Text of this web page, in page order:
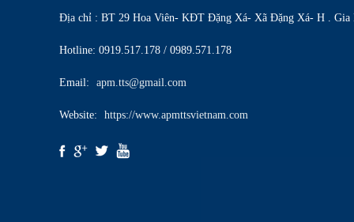
Địa chỉ : BT 29 Hoa Viên- KĐT Đặng Xá- Xã Đặng Xá- H . Gia
Hotline: 0919.517.178 / 0989.571.178
Email: apm.tts@gmail.com
Website: https://www.apmttsvietnam.com